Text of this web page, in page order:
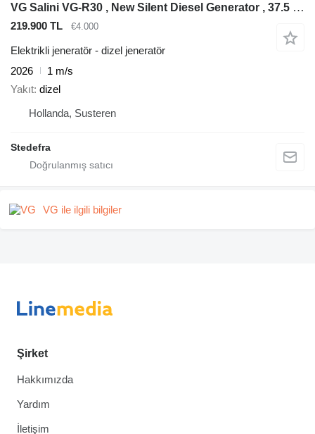
VG Salini VG-R30 , New Silent Diesel Generator , 37.5 KVA, 2x in st
219.900 TL €4.000
Elektrikli jeneratör - dizel jeneratör
2026
1 m/s
Yakıt dizel
Hollanda, Susteren
Stedefra
VG ile ilgili bilgiler
Şirket
Hakkımızda
Yardım
İletişim